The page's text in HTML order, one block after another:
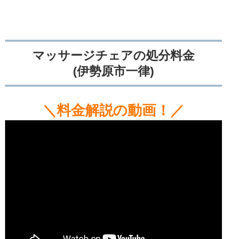
マッサージチェアの処分料金
(伊勢原市一律)
＼料金解説の動画！／